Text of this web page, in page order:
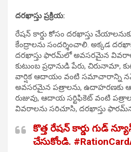
దరఖాస్తు ప్రక్రియ:
రేషన్ కార్డు కోసం దరఖాస్తు
కేంద్రాలను సందర్శించాలి. అక్కడ
దరఖాస్తు ఫారమ్‌లో అవసరమైన
కుటుంబ ప్రధానుడి పేరు, చిరునామా,
వార్షిక ఆదాయం వంటి సమాచారాన్ని
అవసరమైన పత్రాలను, ఉదాహరణకు
రుజువు, ఆదాయ సర్టిఫికెట్ వంటి
వివరాలను సరిచూసి, దరఖాస్తు
కొత్త రేషన్ కార్డు గుడ్
చేసుకోండి.